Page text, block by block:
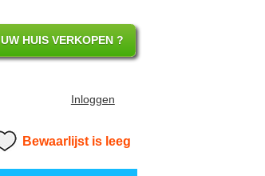
UW HUIS VERKOPEN ?
Inloggen
Bewaarlijst is leeg